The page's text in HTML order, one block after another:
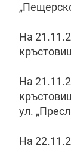
На
На
ул.
На